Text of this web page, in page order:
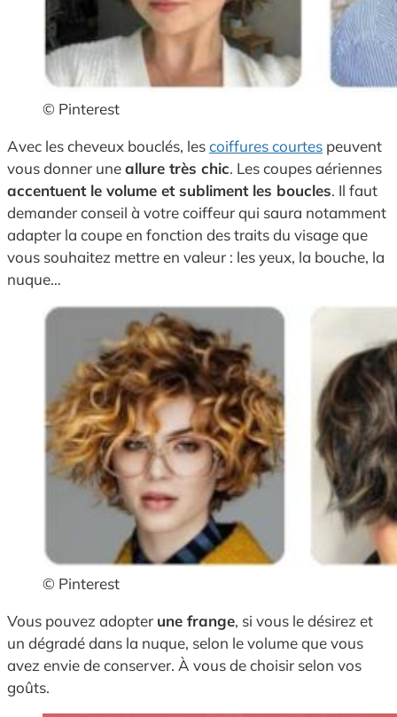
© Pinterest
Avec les cheveux bouclés, lescoiffures courtes peuvent
vous donner uneallure très chic. Les coupes aériennes
accentuent le volume et subliment les boucles. Il faut
demander conseil à votre coiffeur qui saura notamment
adapter la coupe en fonction des traits du visage que
vous souhaitez mettre en valeur : les yeux, la bouche, la
nuque…
© Pinterest
Vous pouvez adopter une frange, si vous le désirez et
un dégradé dans la nuque, selon le volume que vous
avez envie de conserver. À vous de choisir selon vos
goûts.